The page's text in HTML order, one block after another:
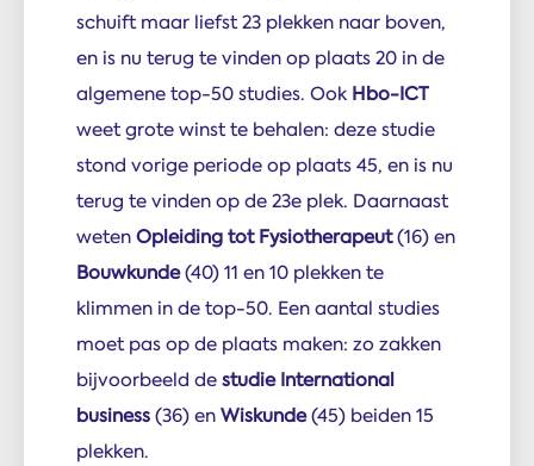
schuift maar liefst 23 plekken naar boven,
en is nu terug te vinden op plaats 20 in de
algemene top-50 studies. Ook Hbo-ICT
weet grote winst te behalen: deze studie
stond vorige periode op plaats 45, en is nu
terug te vinden op de 23e plek. Daarnaast
wetenOpleiding tot Fysiotherapeut(16) en
Bouwkunde(40) 11 en 10 plekken te
klimmen in de top-50. Een aantal studies
moet pas op de plaats maken: zo zakken
bijvoorbeeld destudie International
business(36) enWiskunde(45) beiden 15
plekken.